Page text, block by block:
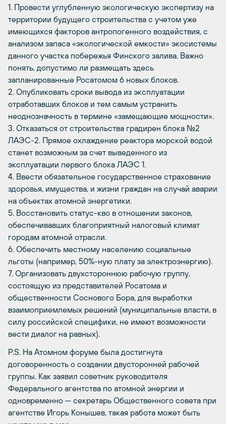
1. Провести углубленную экологическую экспертизу на
территории будущего строительства с учетом уже
имеющихся факторов антропогенного воздействия, с
анализом запаса «экологической емкости» экосистемы
данного участка побережья Финского залива. Важно
понять, допустимо ли размещать здесь
запланированные Росатомом 6 новых блоков.
2. Опубликовать сроки вывода из эксплуатации
отработавших блоков и тем самым устранить
неоднозначность в термине «замещающие мощности».
3. Отказаться от строительства градирен блока №2
ЛАЭС-2. Прямое охлаждение реактора морской водой
станет возможным за счет выведенного из
эксплуатации первого блока ЛАЭС 1.
4. Ввести обязательное государственное страхование
здоровья, имущества, и жизни граждан на случай аварии
на объектах атомной энергетики.
5. Восстановить статус-кво в отношении законов,
обеспечивавших благоприятный налоговый климат
городам атомной отрасли.
6. Обеспечить местному населению социальные
льготы (например, 50%-ную плату за электроэнергию).
7. Организовать двухстороннюю рабочую группу,
состоящую из представителей Росатома и
общественности Соснового Бора, для выработки
взаимоприемлемых решений (муниципальные власти, в
силу российской специфики, не имеют возможности
вести диалог на равных).
P.S. На Атомном форуме была достигнута
договоренность о создании двусторонней рабочей
группы. Как заявил советник руководителя
Федерального агентства по атомной энергии и
одновременно — секретарь Общественного совета при
агентстве Игорь Конышев, такая работа может быть